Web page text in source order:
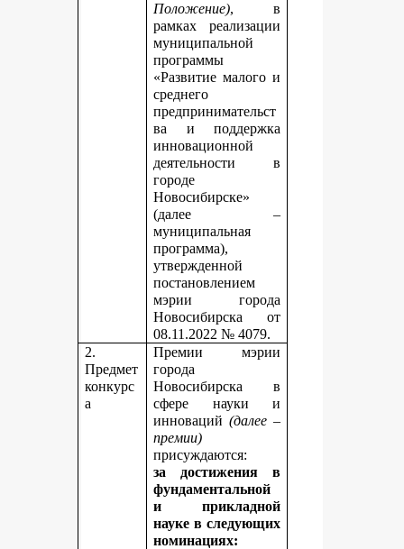
Положение), в
рамках реализации
муниципальной
программы
«Развитие малого и
среднего
предпринимательст
ва и поддержка
инновационной
деятельности в
городе
Новосибирске»
(далее –
муниципальная
программа),
утвержденной
постановлением
мэрии города
Новосибирска от
08.11.2022 № 4079.
2.
Предмет
конкурс
а
Премии мэрии
города
Новосибирска в
сфере науки и
инноваций(далее –
премии)
присуждаются:
за достижения в
фундаментальной
и прикладной
наукев следующих
номинациях: